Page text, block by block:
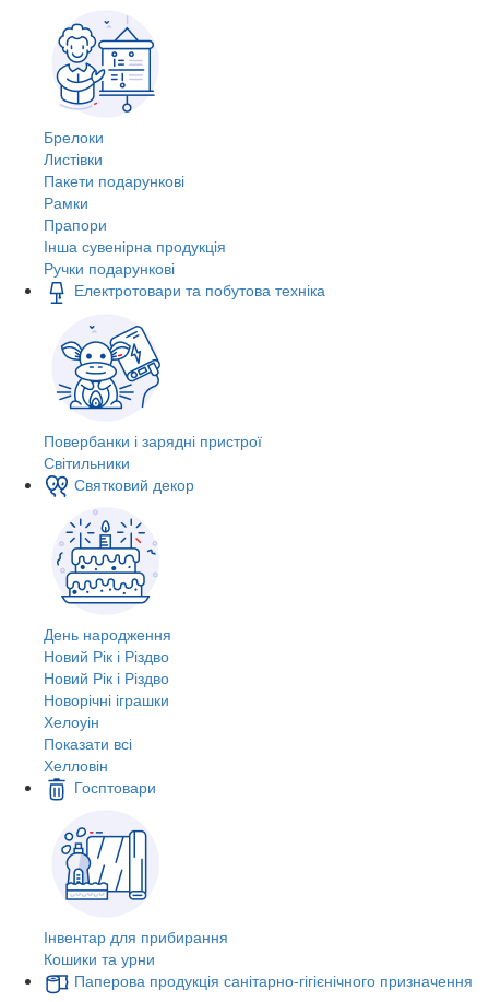
Брелоки
Листівки
Пакети подарункові
Рамки
Прапори
Інша сувенірна продукція
Ручки подарункові
Електротовари та побутова техніка
Повербанки і зарядні пристрої
Світильники
Святковий декор
День народження
Новий Рік і Різдво
Новий Рік і Різдво
Новорічні іграшки
Хелоуін
Показати всі
Хелловін
Госптовари
Інвентар для прибирання
Кошики та урни
Паперова продукція санітарно-гігієнічного призначення